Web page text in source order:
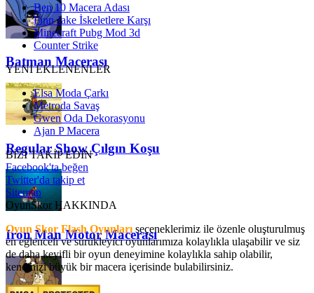
Batman Macerası
Regular Show Çılgın Koşu
Iron Man Motor Macerası
Ben 10 Macera Adası
Finn Jake İskeletlere Karşı
Minecraft Pubg Mod 3d
Counter Strike
YENİ EKLENENLER
Elsa Moda Çarkı
Metroda Savaş
Gwen Oda Dekorasyonu
Ajan P Macera
BİZİ TAKİP EDİN
Facebook'ta beğen
Twitter'da takip et
Sitemap
OyunSkor HAKKINDA
Oyun Skor Flash Oyunları seçeneklerimiz ile özenle oluşturulmuş
en eğlenceli ve sürükleyici oyunlarımıza kolaylıkla ulaşabilir ve siz
de daha keyifli bir oyun deneyimine kolaylıkla sahip olabilir,
kendinizi büyük bir macera içerisinde bulabilirsiniz.